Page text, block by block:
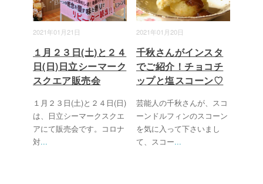
2021年01月21日
１月２３日(土)と２４
日(日)日立シーマーク
スクエア販売会
１月２３日(土)と２４日(日)
は、日立シーマークスクエ
アにて販売会です。コロナ
対...
2021年01月20日
千秋さんがインスタ
でご紹介！チョコチ
ップと塩スコーン♡
芸能人の千秋さんが、スコ
ーンドルフィンのスコーン
を気に入って下さいまし
て、スコー...